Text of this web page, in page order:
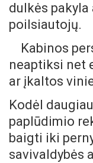
dulkės
poilsiautojų.
Kabinos
neaptiksi net
ar įkaltos
Kodėl
paplūdimio
baigti iki
savivaldybės